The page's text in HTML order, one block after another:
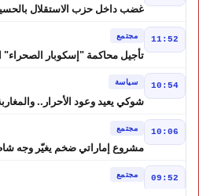
غضب داخل حزب الاستقلال
11:52 مجتمع
تأجيل محاكمة "إسكوبار الصحراء"
10:54 سياسة
شوكي يعيد وعود الأحرار..
10:06 مجتمع
مشروع إماراتي ضخم يغيّر وجه
09:52 مجتمع